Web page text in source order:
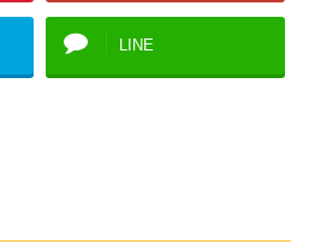
LINE